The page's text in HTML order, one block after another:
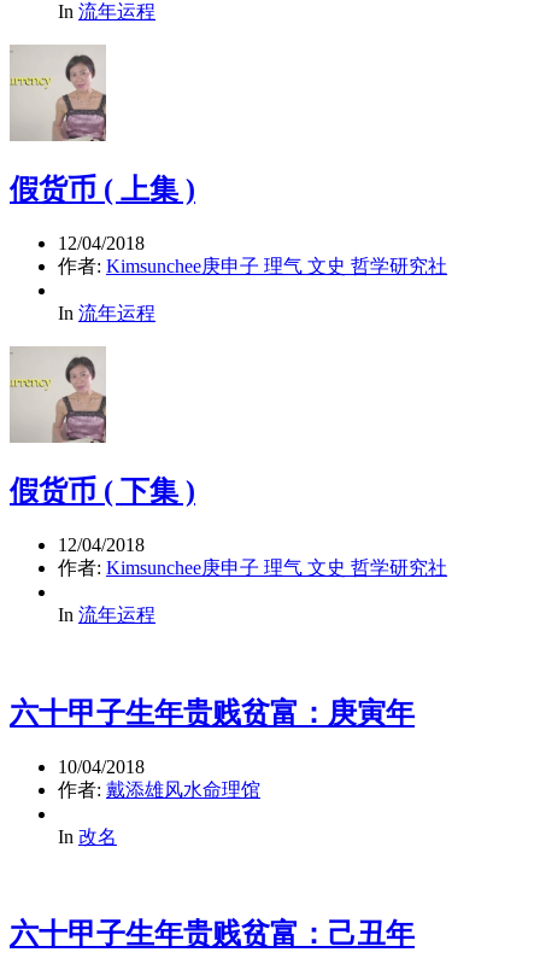
In 流年运程
假货币 ( 上集 )
12/04/2018
作者: Kimsunchee庚申子 理气 文史 哲学研究社
In 流年运程
假货币 ( 下集 )
12/04/2018
作者: Kimsunchee庚申子 理气 文史 哲学研究社
In 流年运程
六十甲子生年贵贱贫富：庚寅年
10/04/2018
作者: 戴添雄风水命理馆
In 改名
六十甲子生年贵贱贫富：己丑年